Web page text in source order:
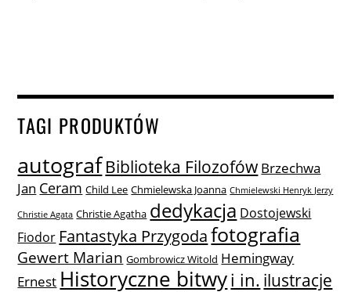
TAGI PRODUKTÓW
autografBiblioteka Filozofów Brzechwa
Jan Ceram Child Lee Chmielewska Joanna Chmielewski Henryk Jerzy
Christie Agata Christie Agatha dedykacja Dostojewski
Fiodor Fantastyka Przygodafotografia
Gewert Marian Gombrowicz Witold Hemingway
Ernest Historyczne bitwyi in. ilustracje